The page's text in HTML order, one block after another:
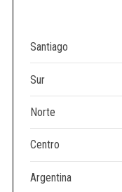
Santiago
Sur
Norte
Centro
Argentina
c
h
o
: